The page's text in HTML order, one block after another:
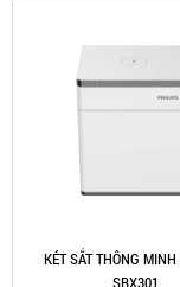
KÉT SẮT THÔNG
SBX301